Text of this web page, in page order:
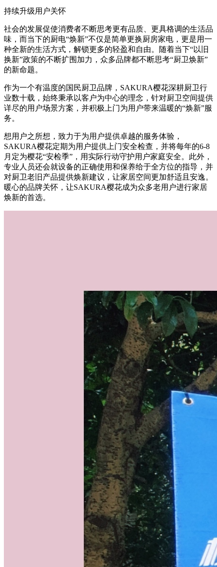
持续升级用户关怀
社会的发展促使消费者不断思考更有品质、更具格调的生活品
味，而当下的厨电“焕新”不仅是简单更换厨房家电，更是用一
种全新的生活方式，解锁更多的轻盈和自由。随着当下“以旧
换新”政策的不断扩围加力，众多品牌都不断思考“厨卫焕新”
的新命题。
作为一个有温度的国民厨卫品牌，SAKURA樱花深耕厨卫行
业数十载，始终秉承以客户为中心的理念，针对厨卫空间提供
详尽的用户场景方案，并积极上门为用户带来温暖的“焕新”服
务。
想用户之所想，致力于为用户提供卓越的服务体验，
SAKURA樱花定期为用户提供上门安全检查，并将每年的6-8
月定为樱花“安检季”，用实际行动守护用户家庭安全。此外，
专业人员还会就设备的正确使用和保养给于全方位的指导，并
对厨卫老旧产品提供焕新建议，让家居空间更加舒适且安逸。
暖心的品牌关怀，让SAKURA樱花成为众多老用户进行家居
焕新的首选。